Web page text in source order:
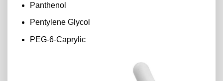
Panthenol
Pentylene Glycol
PEG-6-Caprylic